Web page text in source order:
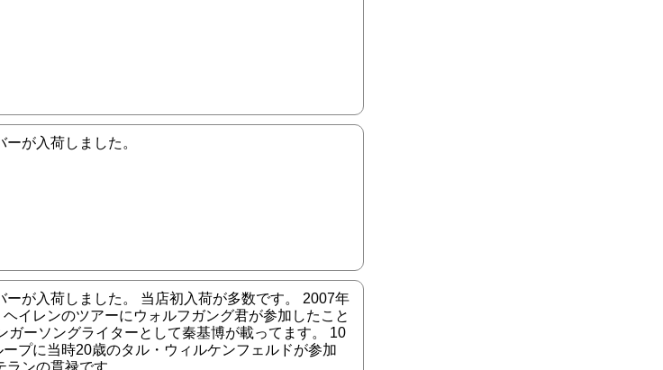
が入荷しました。
ーが入荷しました。 当店初入荷が多数です。 2007年
イレンのツアーにウォルフガング君が参加したこと
ガーソングライターとして秦基博が載ってます。 10
プに当時20歳のタル・ウィルケンフェルドが参加
ンの貫禄です。